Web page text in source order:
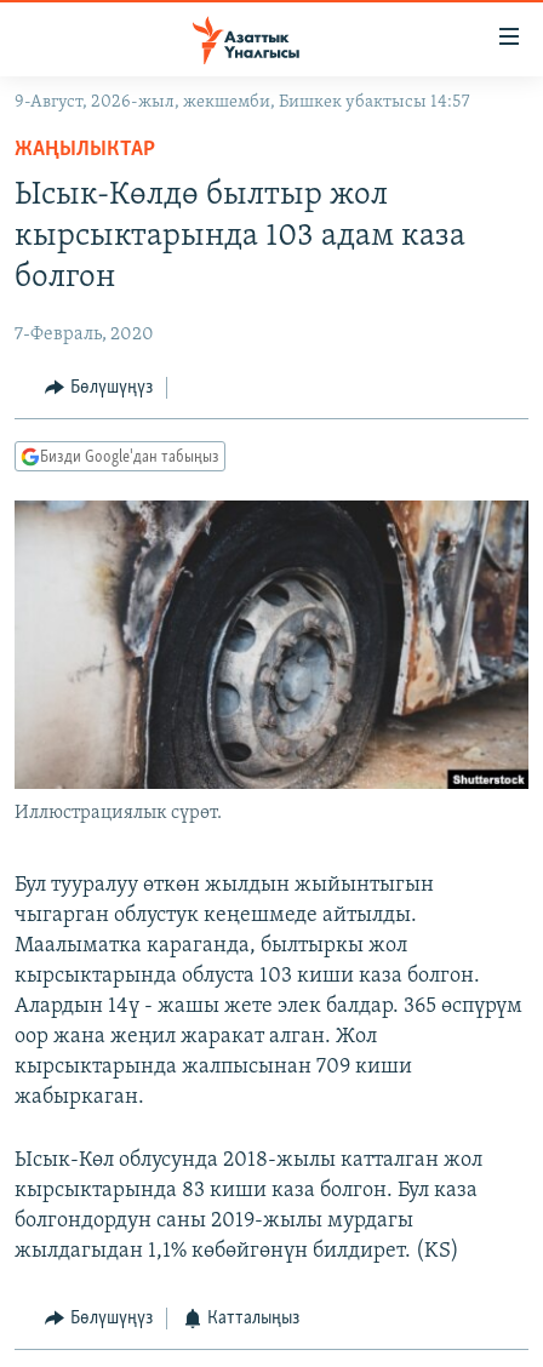
Навигацияга
өтүңүз
Издөөгө
салыңыз
МАДАНИЯТ
УКРАИНА
ТВ ПРОГРАММАЛАР
БҮГҮН АЗАТТЫКТА
ДАНИСТЕ
ЭЖЕ-СИҢДИЛЕР
АЗАТТЫК+
ЫҢГАЙСЫЗ СУРООЛОР
ПОДКАСТ
Русский
ОНЛАЙН ШЕРИНЕ
ЭЕ/АРнун бардык сайттары
9-Август, 2026-жыл, жекшемби, Бишкек убактысы 14:57
ЖАҢЫЛЫКТАР
Ысык-Көлдө былтыр жол
кырсыктарында 103 адам каза
болгон
7-Февраль, 2020
Бөлүшүңүз
Бизди Google'дан табыңыз
Иллюстрациялык сүрөт.
Бул тууралуу өткөн жылдын жыйынтыгын
чыгарган облустук кеңешмеде айтылды.
Маалыматка караганда, былтыркы жол
кырсыктарында облуста 103 киши каза болгон.
Алардын 14ү - жашы жете элек балдар. 365 өспүрүм
оор жана жеңил жаракат алган. Жол
кырсыктарында жалпысынан 709 киши
жабыркаган.
Ысык-Көл облусунда 2018-жылы катталган жол
кырсыктарында 83 киши каза болгон. Бул каза
болгондордун саны 2019-жылы мурдагы
жылдагыдан 1,1% көбөйгөнүн билдирет. (KS)
Бөлүшүңүз Катталыңыз